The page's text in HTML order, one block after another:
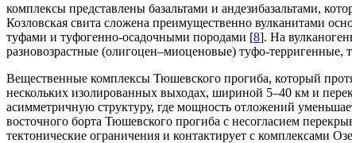
комплексы представлены базальтами и андезибазальтами,
Козловская свита сложена преимущественно вулканитами
туфами и туфогенно-осадочными породами [8]. На
разновозрастные (олигоцен–миоценовые) туфо-
Вещественные комплексы Тюшевского прогиба, который
нескольких изолированных выходах, шириной 5–40 км и
асимметричную структуру, где мощность отложений
восточного борта Тюшевского прогиба с несогласием
тектонические ограничения и контактирует с комплексами